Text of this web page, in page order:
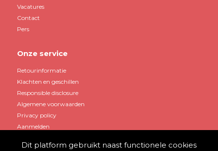
Vacatures
Contact
Pers
Onze service
Retourinformatie
Klachten en geschillen
Responsible disclosure
Algemene voorwaarden
Privacy policy
Aanmelden
Dit platform gebruikt naast functionele cookies